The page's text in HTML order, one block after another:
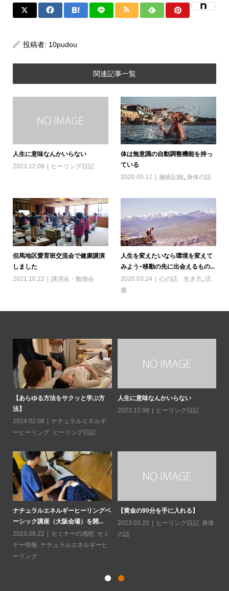
投稿者: 10pudou
関連記事一覧
人生に意味なんかいらない
2023.12.08
ヒーリング日記
体は無意識の自動調整機能を持っ
ている
2020.05.12
施術記録,身体の話
但馬地区愛育班交流会で健康講演
しました
2021.10.22
講演会・勉強会
人生を変えたいなら環境を変えて
みよう−移動の先に出会えるもの...
2020.03.24
心の話 生き方 ,読
書
【あらゆる方法をサクッと学ぶ方
法】
2024.02.08
ナチュラルエネルギ
ーヒーリング, ヒーリング日記
人生に意味なんかいらない
2023.12.08
ヒーリング日記
ナチュラルエネルギーヒーリングベ
ーシック講座（大阪会場）を開...
2023.08.22
セミナーの感想, セミ
ナー情報, ナチュラルエネルギーヒ
ーリング
【黄金の90分を手に入れる】
2023.03.20
ヒーリング日記, 身体
の話